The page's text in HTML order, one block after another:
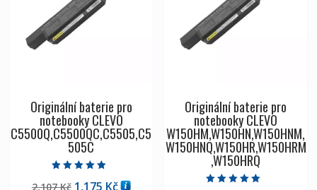
Originální baterie pro
notebooky CLEVO
C5500Q,C5500QC,C5505,C5
505C
5.00
2,107Kč Původní
1,175 KčAktuální
Originální baterie pro
notebooky CLEVO
W150HM,W150HN,W150HNM,
W150HNQ,W150HR,W150HRM
,W150HRQ